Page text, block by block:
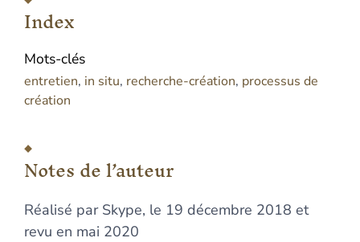
Index
Mots-clés
entretien, in situ, recherche-création, processus de
création
Notes de l’auteur
Réalisé par Skype, le 19 décembre 2018 et
revu en mai 2020